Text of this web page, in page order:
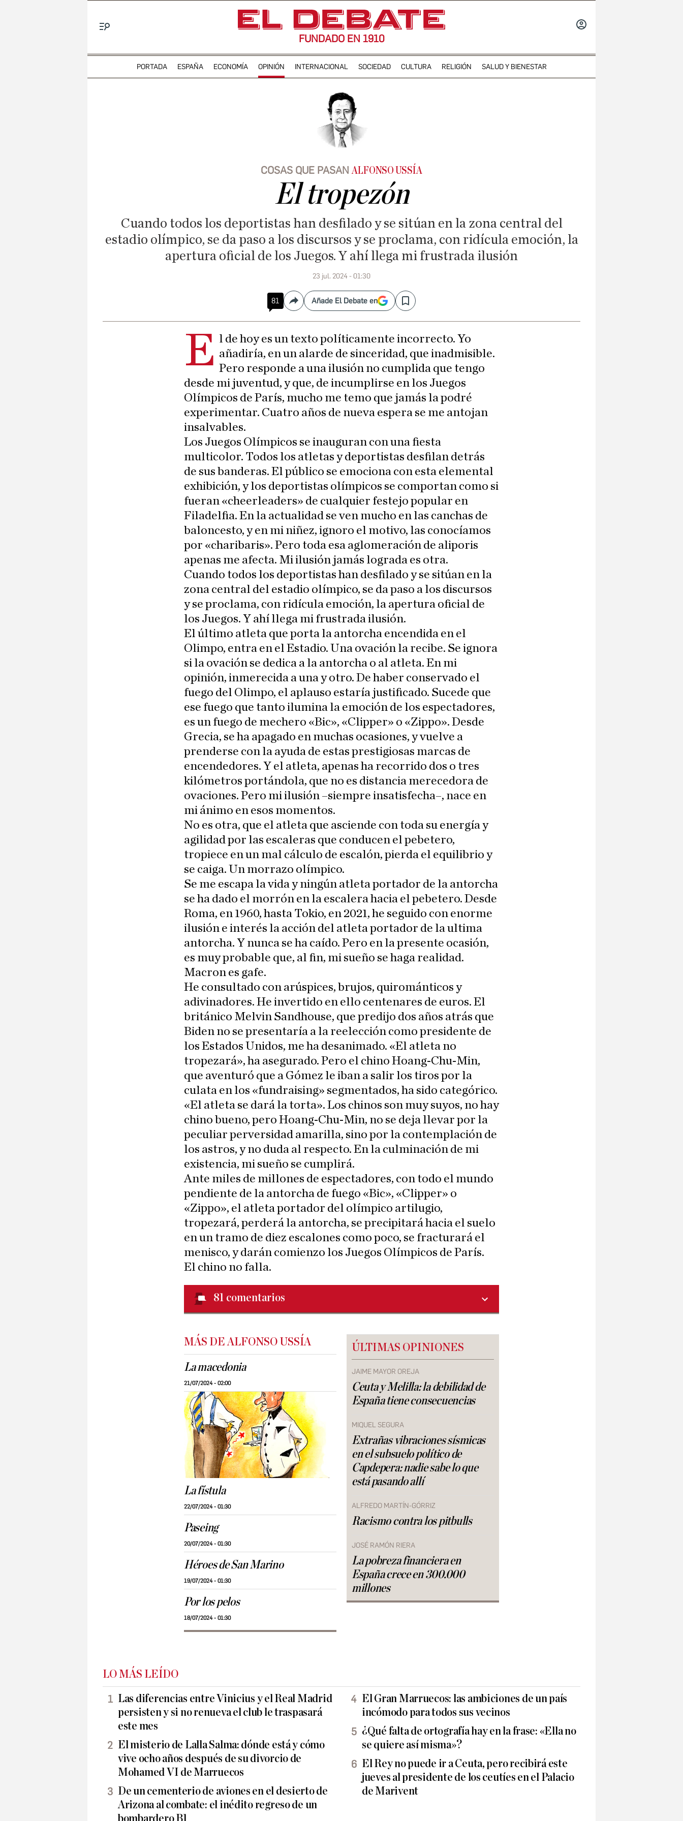
FUNDADO EN 1910
PORTADA ESPAÑA ECONOMÍA OPINIÓN INTERNACIONAL SOCIEDAD CULTURA RELIGIÓN SALUD Y BIENESTAR
COSAS QUE PASAN ALFONSO USSÍA
El tropezón
Cuando todos los deportistas han desfilado y se sitúan en la zona central del
estadio olímpico, se da paso a los discursos y se proclama, con ridícula emoción, la
apertura oficial de los Juegos. Y ahí llega mi frustrada ilusión
23 jul. 2024 - 01:30
81 CompartirAñade El Debate en Save
E l de hoy es un texto políticamente incorrecto. Yo
añadiría, en un alarde de sinceridad, que inadmisible.
Pero responde a una ilusión no cumplida que tengo
desde mi juventud, y que, de incumplirse en los Juegos
Olímpicos de París, mucho me temo que jamás la podré
experimentar. Cuatro años de nueva espera se me antojan
insalvables.
Los Juegos Olímpicos se inauguran con una fiesta
multicolor. Todos los atletas y deportistas desfilan detrás
de sus banderas. El público se emociona con esta elemental
exhibición, y los deportistas olímpicos se comportan como si
fueran «cheerleaders» de cualquier festejo popular en
Filadelfia. En la actualidad se ven mucho en las canchas de
baloncesto, y en mi niñez, ignoro el motivo, las conocíamos
por «charibaris». Pero toda esa aglomeración de aliporis
apenas me afecta. Mi ilusión jamás lograda es otra.
Cuando todos los deportistas han desfilado y se sitúan en la
zona central del estadio olímpico, se da paso a los discursos
y se proclama, con ridícula emoción, la apertura oficial de
los Juegos. Y ahí llega mi frustrada ilusión.
El último atleta que porta la antorcha encendida en el
Olimpo, entra en el Estadio. Una ovación la recibe. Se ignora
si la ovación se dedica a la antorcha o al atleta. En mi
opinión, inmerecida a una y otro. De haber conservado el
fuego del Olimpo, el aplauso estaría justificado. Sucede que
ese fuego que tanto ilumina la emoción de los espectadores,
es un fuego de mechero «Bic», «Clipper» o «Zippo». Desde
Grecia, se ha apagado en muchas ocasiones, y vuelve a
prenderse con la ayuda de estas prestigiosas marcas de
encendedores. Y el atleta, apenas ha recorrido dos o tres
kilómetros portándola, que no es distancia merecedora de
ovaciones. Pero mi ilusión –siempre insatisfecha–, nace en
mi ánimo en esos momentos.
No es otra, que el atleta que asciende con toda su energía y
agilidad por las escaleras que conducen el pebetero,
tropiece en un mal cálculo de escalón, pierda el equilibrio y
se caiga. Un morrazo olímpico.
Se me escapa la vida y ningún atleta portador de la antorcha
se ha dado el morrón en la escalera hacia el pebetero. Desde
Roma, en 1960, hasta Tokio, en 2021, he seguido con enorme
ilusión e interés la acción del atleta portador de la ultima
antorcha. Y nunca se ha caído. Pero en la presente ocasión,
es muy probable que, al fin, mi sueño se haga realidad.
Macron es gafe.
He consultado con arúspices, brujos, quirománticos y
adivinadores. He invertido en ello centenares de euros. El
británico Melvin Sandhouse, que predijo dos años atrás que
Biden no se presentaría a la reelección como presidente de
los Estados Unidos, me ha desanimado. «El atleta no
tropezará», ha asegurado. Pero el chino Hoang-Chu-Min,
que aventuró que a Gómez le iban a salir los tiros por la
culata en los «fundraising» segmentados, ha sido categórico.
«El atleta se dará la torta». Los chinos son muy suyos, no hay
chino bueno, pero Hoang-Chu-Min, no se deja llevar por la
peculiar perversidad amarilla, sino por la contemplación de
los astros, y no duda al respecto. En la culminación de mi
existencia, mi sueño se cumplirá.
Ante miles de millones de espectadores, con todo el mundo
pendiente de la antorcha de fuego «Bic», «Clipper» o
«Zippo», el atleta portador del olímpico artilugio,
tropezará, perderá la antorcha, se precipitará hacia el suelo
en un tramo de diez escalones como poco, se fracturará el
menisco, y darán comienzo los Juegos Olímpicos de París.
El chino no falla.
81 comentarios
MÁS DE ALFONSO USSÍA
La macedonia
21/07/2024 - 02:00
La fístula
22/07/2024 - 01:30
Paseing
20/07/2024 - 01:30
Héroes de San Marino
19/07/2024 - 01:30
Por los pelos
18/07/2024 - 01:30
ÚLTIMAS OPINIONES
JAIME MAYOR OREJA
Ceuta y Melilla: la debilidad de
España tiene consecuencias
MIQUEL SEGURA
Extrañas vibraciones sísmicas
en el subsuelo político de
Capdepera: nadie sabe lo que
está pasando allí
ALFREDO MARTÍN-GÓRRIZ
Racismo contra los pitbulls
JOSÉ RAMÓN RIERA
La pobreza financiera en
España crece en 300.000
millones
LO MÁS LEÍDO
Las diferencias entre Vinicius y el Real Madrid
persisten y si no renueva el club le traspasará
este mes
El misterio de Lalla Salma: dónde está y cómo
vive ocho años después de su divorcio de
Mohamed VI de Marruecos
De un cementerio de aviones en el desierto de
Arizona al combate: el inédito regreso de un
bombardero B1
El Gran Marruecos: las ambiciones de un país
incómodo para todos sus vecinos
¿Qué falta de ortografía hay en la frase: «Ella no
se quiere así misma»?
El Rey no puede ir a Ceuta, pero recibirá este
jueves al presidente de los ceutíes en el Palacio
de Marivent